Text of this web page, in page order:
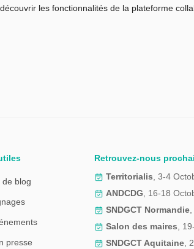
les fonctionnalités de la plateforme
de blog
presse
Retrouvez-nous
Territorialis , 3-4
ANDCDG , 16-18
SNDGCT Normandie
Salon des maires ,
SNDGCT Aquitaine ,